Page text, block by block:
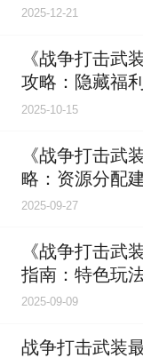
2025-12-21
《战争打击武
攻略：隐藏福
2025-10-15
《战争打击武
略：资源分配
战场的财富之道
2025-09-27
《战争打击武
指南：特色玩
2025-09-09
战争打击武装